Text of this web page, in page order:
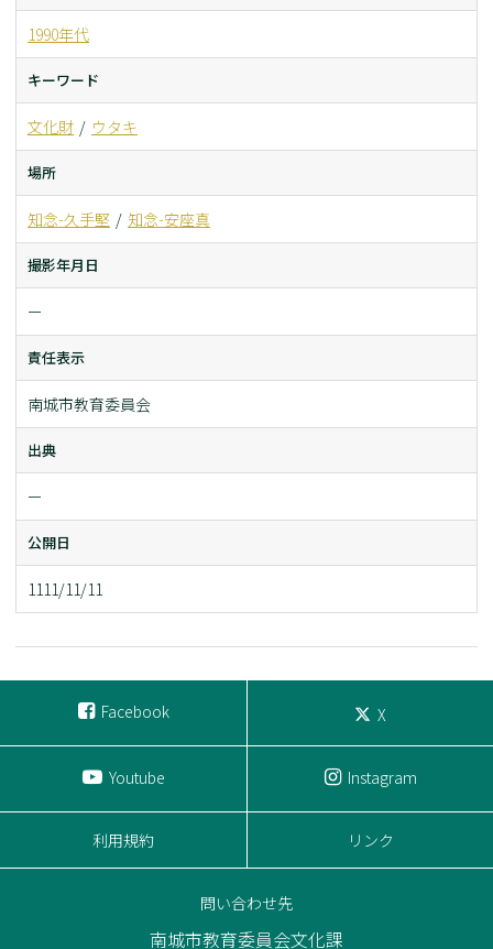
1990年代
キーワード
文化財 ウタキ
場所
知念-久手堅 知念-安座真
撮影年月日
ー
責任表示
南城市教育委員会
出典
ー
公開日
1111/11/11
Facebook X
Youtube Instagram
利用規約 リンク
問い合わせ先
南城市教育委員会文化課